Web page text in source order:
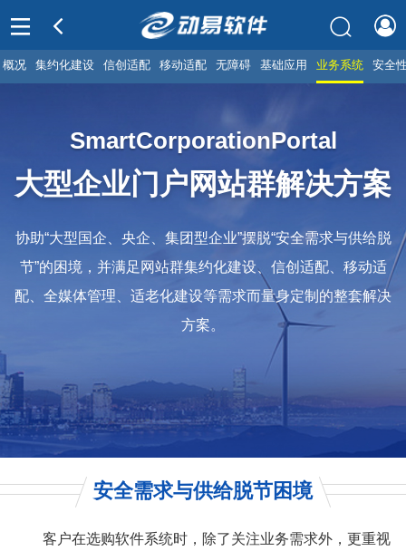
概况 集约化建设 信创适配 移动适配 无障碍 基础应用 业务系统 安全
SmartCorporationPortal
大型企业门户网站群解决方案
协助“大型国企、央企、集团型企业”摆脱“安全需求与供给脱
节”的困境，并满足网站群集约化建设、信创适配、移动适
配、全媒体管理、适老化建设等需求而量身定制的整套解决
方案。
安全需求与供给脱节困境
客户在选购软件系统时，除了关注业务需求外，更重视